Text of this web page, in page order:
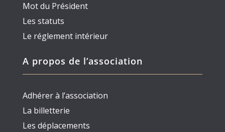
Mot du Président
Les statuts
Le réglement intérieur
A propos de l’association
Adhérer à l’association
La billetterie
Les déplacements